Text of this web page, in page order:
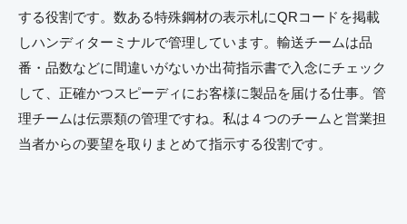
する役割です。数ある特殊鋼材の表示札にQRコードを掲載
しハンディターミナルで管理しています。輸送チームは品
番・品数などに間違いがないか出荷指示書で入念にチェック
して、正確かつスピーディにお客様に製品を届ける仕事。管
理チームは伝票類の管理ですね。私は４つのチームと営業担
当者からの要望を取りまとめて指示する役割です。